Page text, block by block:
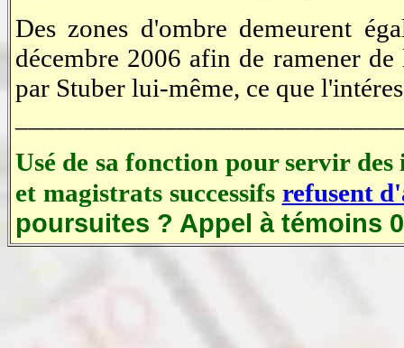
Des zones d'ombre demeurent
décembre 2006 afin de ramener
par Stuber lui-même, ce que
Usé de sa fonction pour servir
et magistrats successifs refusent
poursuites ? Appel à témoins